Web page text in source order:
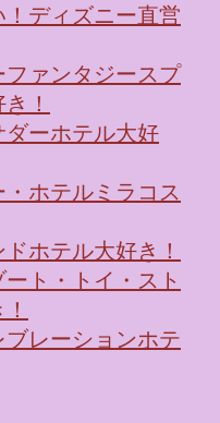
ディズニー直営
ァンタジースプ
！
ーホテル大好
ホテルミラコス
ホテル大好き！
ト・トイ・スト
レーションホテ